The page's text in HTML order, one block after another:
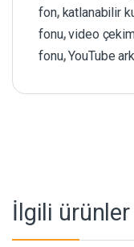
fon, katlanabilir
fonu,video
fonu,YouTube
İlgili ürünler